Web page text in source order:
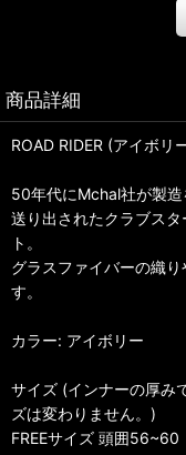
商品詳細
ROAD RIDER (アイボリ
50年代にMchal社が製
送り出されたクラブス
ト。
グラスファイバーの織
す。
カラー: アイボリー
サイズ (インナーの厚み
ズは変わりません。)
FREEサイズ 頭囲56~60